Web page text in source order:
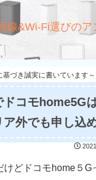
線&Wi-Fi選びのア
づき誠実に書いています～
コモhome5G
外でも申し込
けどドコモhome５G